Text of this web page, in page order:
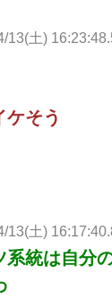
13(土)
ケそう
13(土)
系統は自分